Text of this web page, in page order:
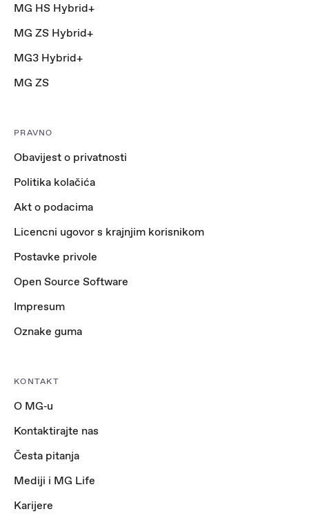
MG HS Hybrid+
MG ZS Hybrid+
MG3 Hybrid+
MG ZS
PRAVNO
Obavijest o privatnosti
Politika kolačića
Akt o podacima
Licencni ugovor s krajnjim korisnikom
Postavke privole
Open Source Software
Impresum
Oznake guma
KONTAKT
O MG‑u
Kontaktirajte nas
Česta pitanja
Mediji i MG Life
Karijere